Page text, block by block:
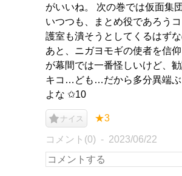
がいいね。 次の巻では仮面集
いつつも、まとめ役であろう
護室も潰そうとしてくるはずな
あと、ニガヨモギの使者を信
が幕間では一番怪しいけど、
キコ…ども…だから多分異端ぶ
よな ✩10
ナイス ★3
コメント(0) 2023/06/22